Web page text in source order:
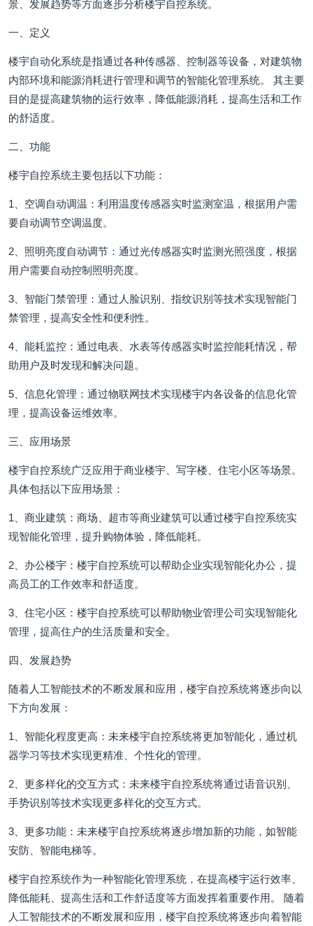
景、发展趋势等方面逐步分析楼宇自控系统。
一、定义
楼宇自动化系统是指通过各种传感器、控制器等设备，对建筑物
内部环境和能源消耗进行管理和调节的智能化管理系统。 其主要
目的是提高建筑物的运行效率，降低能源消耗，提高生活和工作
的舒适度。
二、功能
楼宇自控系统主要包括以下功能：
1、空调自动调温：利用温度传感器实时监测室温，根据用户需
要自动调节空调温度。
2、照明亮度自动调节：通过光传感器实时监测光照强度，根据
用户需要自动控制照明亮度。
3、智能门禁管理：通过人脸识别、指纹识别等技术实现智能门
禁管理，提高安全性和便利性。
4、能耗监控：通过电表、水表等传感器实时监控能耗情况，帮
助用户及时发现和解决问题。
5、信息化管理：通过物联网技术实现楼宇内各设备的信息化管
理，提高设备运维效率。
三、应用场景
楼宇自控系统广泛应用于商业楼宇、写字楼、住宅小区等场景。
具体包括以下应用场景：
1、商业建筑：商场、超市等商业建筑可以通过楼宇自控系统实
现智能化管理，提升购物体验，降低能耗。
2、办公楼宇：楼宇自控系统可以帮助企业实现智能化办公，提
高员工的工作效率和舒适度。
3、住宅小区：楼宇自控系统可以帮助物业管理公司实现智能化
管理，提高住户的生活质量和安全。
四、发展趋势
随着人工智能技术的不断发展和应用，楼宇自控系统将逐步向以
下方向发展：
1、智能化程度更高：未来楼宇自控系统将更加智能化，通过机
器学习等技术实现更精准、个性化的管理。
2、更多样化的交互方式：未来楼宇自控系统将通过语音识别、
手势识别等技术实现更多样化的交互方式。
3、更多功能：未来楼宇自控系统将逐步增加新的功能，如智能
安防、智能电梯等。
楼宇自控系统作为一种智能化管理系统，在提高楼宇运行效率、
降低能耗、提高生活和工作舒适度等方面发挥着重要作用。 随着
人工智能技术的不断发展和应用，楼宇自控系统将逐步向着智能